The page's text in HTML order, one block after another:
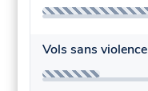
Vols sans violence